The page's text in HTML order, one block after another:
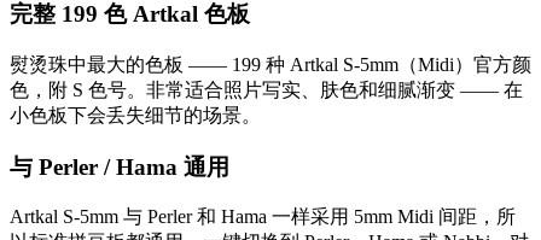
完整 199 色 Artkal 色板
熨烫珠中最大的色板 —— 199 种 Artkal S-5mm（Midi）官方颜
色，附 S 色号。非常适合照片写实、肤色和细腻渐变 —— 在
小色板下会丢失细节的场景。
与 Perler / Hama 通用
Artkal S-5mm 与 Perler 和 Hama 一样采用 5mm Midi 间距，所